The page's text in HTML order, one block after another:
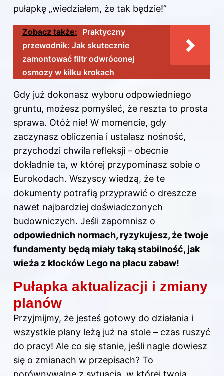
pułapkę „wiedziałem, że tak będzie!”
Zobacz także: Praktyczny
przewodnik: Jak skutecznie
zamontować filtr odwróconej
osmozy w kilku krokach
Gdy już dokonasz wyboru odpowiedniego
gruntu, możesz pomyśleć, że reszta to prosta
sprawa. Otóż nie! W momencie, gdy
zaczynasz obliczenia i ustalasz nośność,
przychodzi chwila refleksji – obecnie
dokładnie ta, w której przypominasz sobie o
Eurokodach. Wszyscy wiedzą, że te
dokumenty potrafią przyprawić o dreszcze
nawet najbardziej doświadczonych
budowniczych. Jeśli zapomnisz o
odpowiednich normach, ryzykujesz, że twoje
fundamenty będą miały taką stabilność, jak
wieża z klocków Lego na placu zabaw!
Pułapka aktualizacji i zmiany
planów
Przyjmijmy, że jesteś gotowy do działania i
wszystkie plany leżą już na stole – czas ruszyć
do pracy! Ale co się stanie, jeśli nagle dowiesz
się o zmianach w przepisach? To